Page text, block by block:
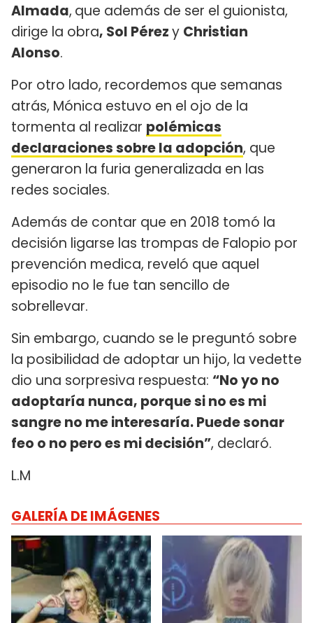
Almada, que además de ser el guionista,
dirige la obra, Sol Pérezy Christian
Alonso.
Por otro lado, recordemos que semanas
atrás, Mónica estuvo en el ojo de la
tormenta al realizar polémicas
declaraciones sobre la adopción, que
generaron la furia generalizada en las
redes sociales.
Además de contar que en 2018 tomó la
decisión ligarse las trompas de Falopio por
prevención medica, reveló que aquel
episodio no le fue tan sencillo de
sobrellevar.
Sin embargo, cuando se le preguntó sobre
la posibilidad de adoptar un hijo, la vedette
dio una sorpresiva respuesta: “No yo no
adoptaría nunca, porque si no es mi
sangre no me interesaría. Puede sonar
feo o no pero es mi decisión”, declaró.
L.M
GALERÍA DE IMÁGENES